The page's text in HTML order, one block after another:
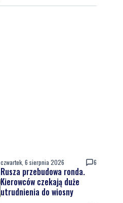
czwartek, 6 sierpnia 2026 6
Rusza przebudowa ronda.
Kierowców czekają duże
utrudnienia do wiosny